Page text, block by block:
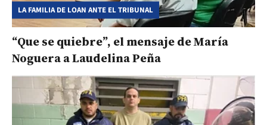
LA FAMILIA DE LOAN ANTE EL TRIBUNAL
“Que se quiebre”, el mensaje de María
Noguera a Laudelina Peña